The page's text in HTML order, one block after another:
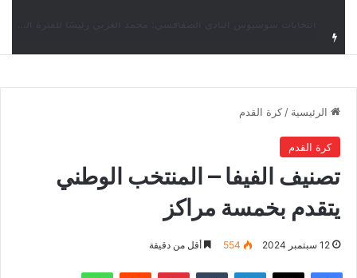
الرئيسية / كرة القدم
كرة القدم
تصنيف الفيفا – المنتخب الوطني
يتقدم بخمسة مراكز
12 سبتمبر 2024 554 أقل من دقيقة
فيسبوك ‫X لينكدإن بينتيريست واتساب